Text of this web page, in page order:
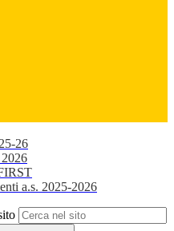
26
a.s. 2025-2026